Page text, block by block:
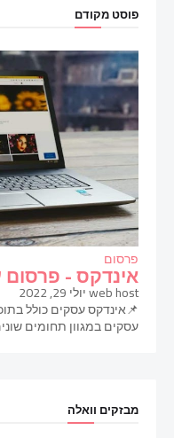
פוסט מקודם
פרסום
אינדקס -
web hostיולי 29, 2022
📌אינדקס עסקים כולל
עסקים במגוון תחומים
מבזקים וואלה